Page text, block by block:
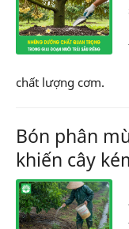
chất lượng cơm.
Bón phân
khiến cây